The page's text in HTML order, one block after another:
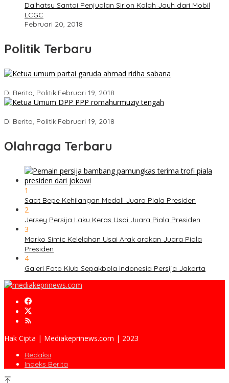
Daihatsu Santai Penjualan Sirion Kalah Jauh dari Mobil
LCGC
Februari 20, 2018
Politik Terbaru
Di Berita, Politik|Februari 19, 2018
Di Berita, Politik|Februari 19, 2018
Olahraga Terbaru
1
Saat Bepe Kehilangan Medali Juara Piala Presiden
2
Jersey Persija Laku Keras Usai Juara Piala Presiden
3
Marko Simic Kelelahan Usai Arak arakan Juara Piala
Presiden
4
Galeri Foto Klub Sepakbola Indonesia Persija Jakarta
Hak Cipta | Mediakeprinews.com | 2023
Redaksi
Indeks Berita